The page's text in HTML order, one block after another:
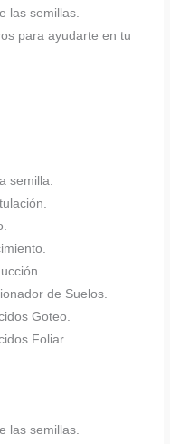
las semillas.
para ayudarte en tu
semilla.
de Suelos.
Goteo.
Foliar.
las semillas.